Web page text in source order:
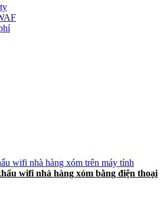
wifi nhà hàng xóm trên máy tính
wifi nhà hàng xóm bằng điện thoại